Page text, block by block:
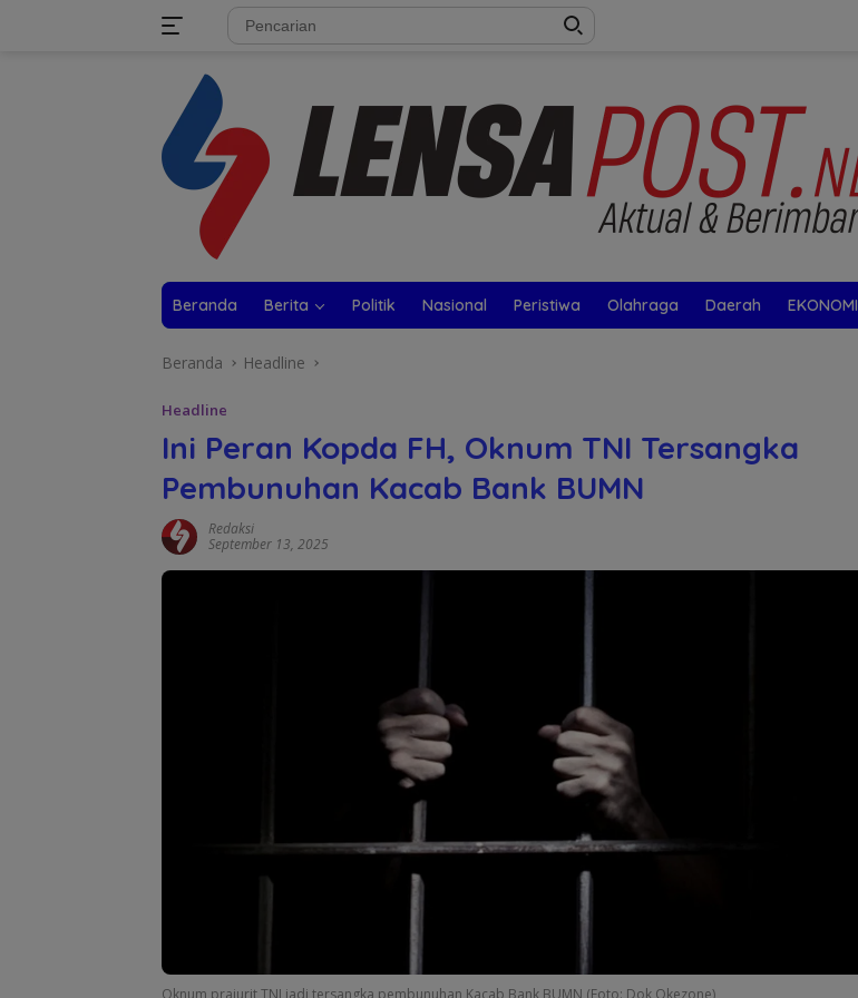
Beranda Berita Politik Nasional Peristiwa Olahraga Daerah EKONOMI
Beranda Headline
Headline
Ini Peran Kopda FH, Oknum TNI Tersangka
Pembunuhan Kacab Bank BUMN
Redaksi
September 13, 2025
Oknum prajurit TNI jadi tersangka pembunuhan Kacab Bank BUMN (Foto: Dok Okezone)